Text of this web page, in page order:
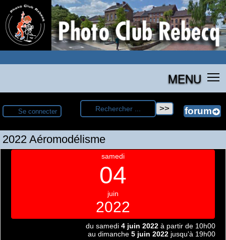
MENU
Se connecter
2022 Aéromodélisme
samedi
04
juin
2022
du samedi 4 juin 2022 à partir de 10h00
au dimanche 5 juin 2022 jusqu'à 19h00